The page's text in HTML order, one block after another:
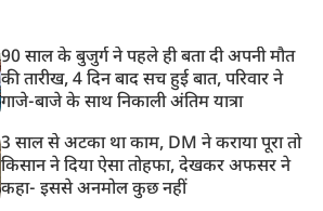
90 साल के बुजुर्ग ने पहले ही बता दी अपनी मौत
की तारीख, 4 दिन बाद सच हुई बात, परिवार ने
गाजे-बाजे के साथ निकाली अंतिम यात्रा
3 साल से अटका था काम, DM ने कराया पूरा तो
किसान ने दिया ऐसा तोहफा, देखकर अफसर ने
कहा- इससे अनमोल कुछ नहीं